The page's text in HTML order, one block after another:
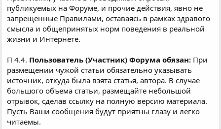
публикуемых на Форуме, и прочие действия, явно не
запрещенные Правилами, оставаясь в рамках здравого
смысла и общепринятых норм поведения в реальной
жизни и Интернете.
П 4.4. Пользователь (Участник) Форума обязан: При
размещении чужой статьи обязательно указывать
источник, откуда была взята статья, автора. В случае
большого объема статьи, размещайте небольшой
отрывок, сделав ссылку на полную версию материала.
Пусть Ваши сообщения будут приятны глазу и легко
читаемы.